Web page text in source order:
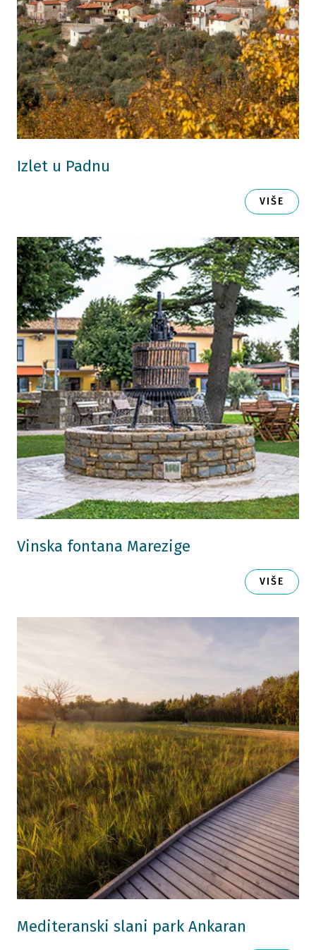
Izlet u Padnu
VIŠE
Vinska fontana Marezige
VIŠE
Mediteranski slani park Ankaran